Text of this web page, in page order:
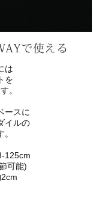
は
を
。
ースに
イルの
125cm
可能)